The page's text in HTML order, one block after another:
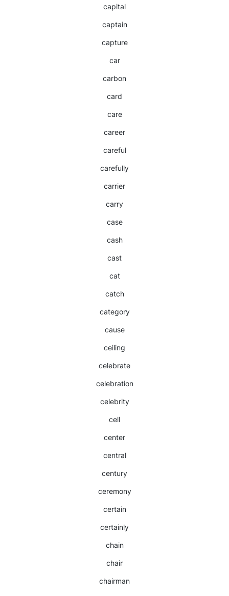
capital
captain
capture
car
carbon
card
care
career
careful
carefully
carrier
carry
case
cash
cast
cat
catch
category
cause
ceiling
celebrate
celebration
celebrity
cell
center
central
century
ceremony
certain
certainly
chain
chair
chairman